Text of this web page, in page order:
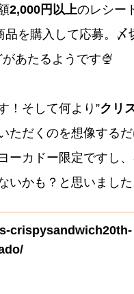
2,000円以上のレシー
品を購入して応募。〆
があたるようです🍨
！そして何より”クリ
ただくのを想像する
ーカドー限定ですし
かも？と思いました
crispysandwich20th-